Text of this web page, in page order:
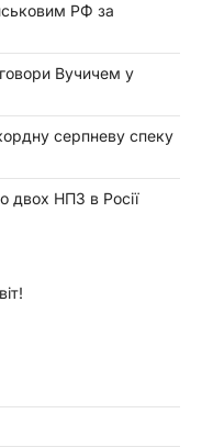
РФ за
Вучичем у
серпневу спеку
двох НПЗ в Росії